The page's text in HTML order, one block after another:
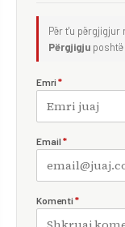
Për t'u
Përgjigju
Emri *
Email *
Komenti *